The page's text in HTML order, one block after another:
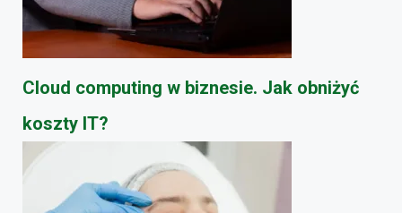
Cloud computing w biznesie. Jak obniżyć
koszty IT?